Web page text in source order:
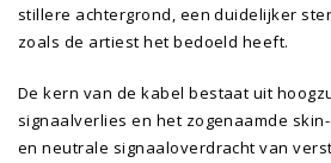
stillere achtergrond, een duidelijker
zoals de artiest het bedoeld heeft.
De kern van de kabel bestaat uit
signaalverlies en het zogenaamde
en neutrale signaaloverdracht van